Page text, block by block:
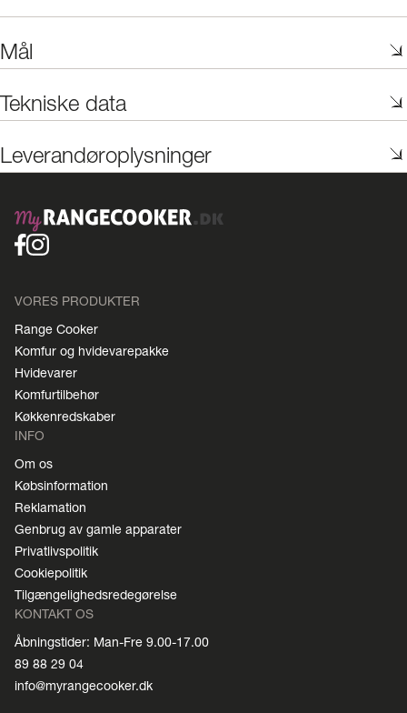
Mål
Tekniske data
Leverandøroplysninger
VORES PRODUKTER
Range Cooker
Komfur og hvidevarepakke
Hvidevarer
Komfurtilbehør
Køkkenredskaber
INFO
Om os
Købsinformation
Reklamation
Genbrug av gamle apparater
Privatlivspolitik
Cookiepolitik
Tilgængelighedsredegørelse
KONTAKT OS
Åbningstider: Man-Fre 9.00-17.00
89 88 29 04
info@myrangecooker.dk